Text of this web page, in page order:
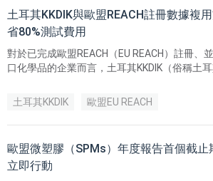
土耳其KKDIK與歐盟REACH註冊數據複
省80%測試費用
對於已完成歐盟REACH（EU REACH）註冊、
口化學品的企業而言，土耳其KKDIK（俗稱土
據授權的獨立註冊。
土耳其KKDIK 歐盟EU REACH
歐盟微塑膠（SPMs）年度報告首個截
立即行動